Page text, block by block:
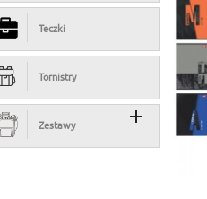
Teczki
Tornistry
Zestawy 